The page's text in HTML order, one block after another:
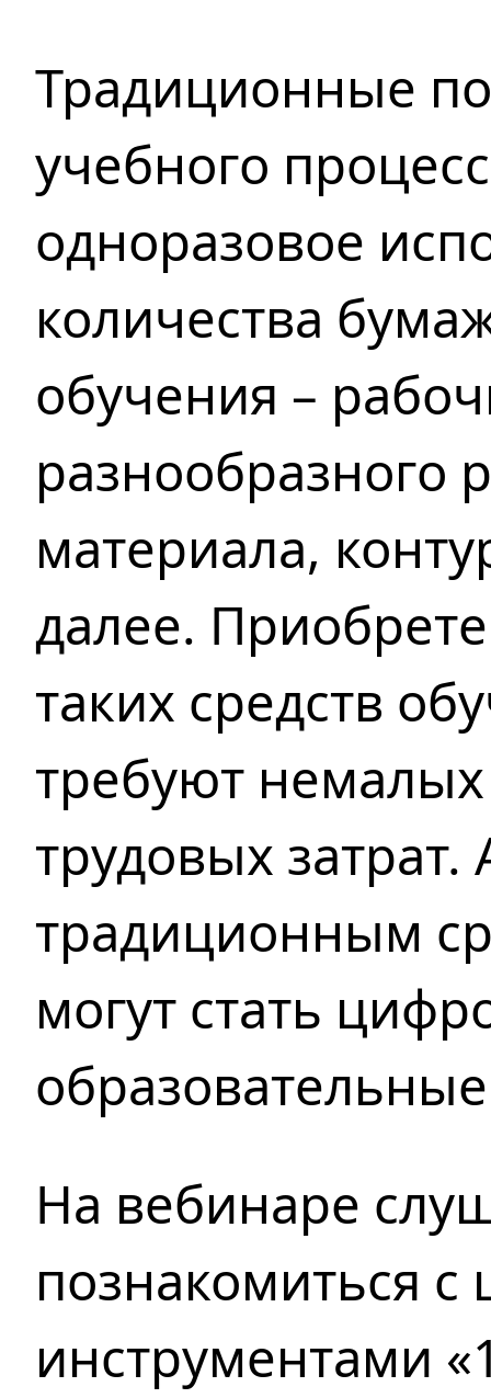
Традиционные
учебного
одноразовое
количества
обучения –
разнообразного
материала,
далее.
таких средств
требуют
трудовых
традиционным
могут стать
На вебинаре
познакомиться
инструментами